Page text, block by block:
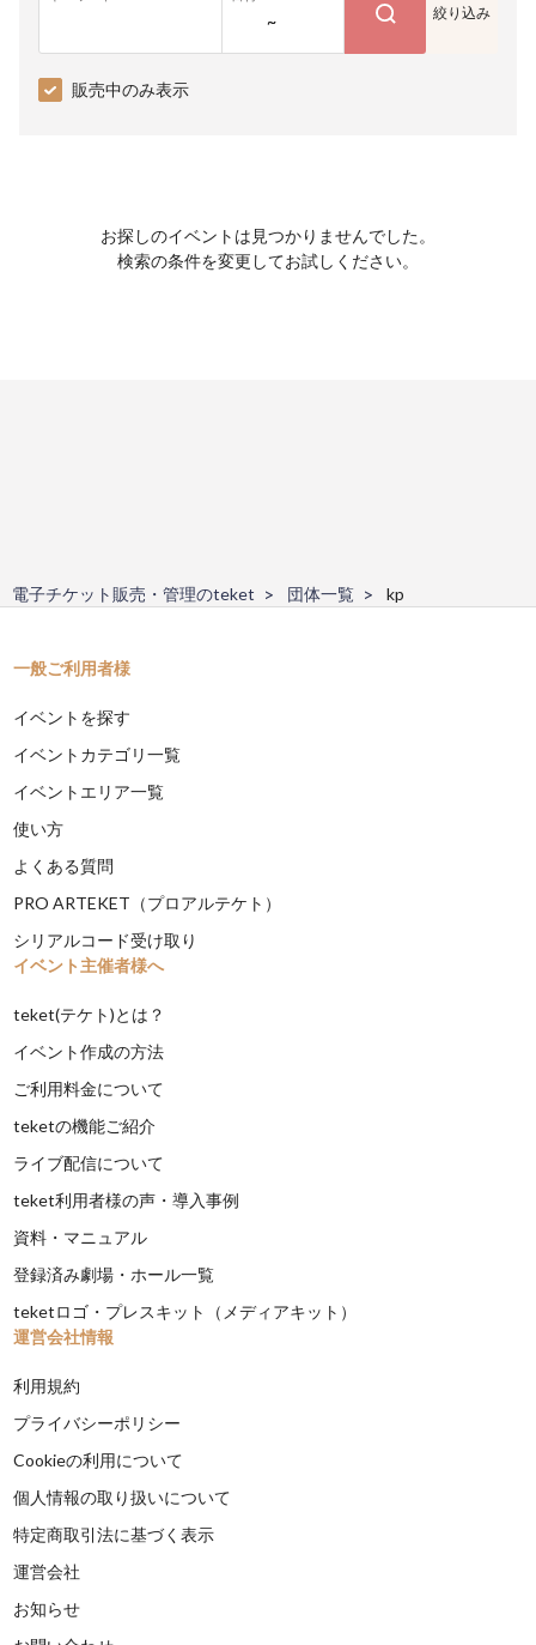
~ 絞り込み
販売中のみ表示
お探しのイベントは見つかりませんでした。
検索の条件を変更してお試しください。
電子チケット販売・管理のteket 団体一覧 kp
一般ご利用者様
イベントを探す
イベントカテゴリ一覧
イベントエリア一覧
使い方
よくある質問
PRO ARTEKET（プロアルテケト）
シリアルコード受け取り
イベント主催者様へ
teket(テケト)とは？
イベント作成の方法
ご利用料金について
teketの機能ご紹介
ライブ配信について
teket利用者様の声・導入事例
資料・マニュアル
登録済み劇場・ホール一覧
teketロゴ・プレスキット（メディアキット）
運営会社情報
利用規約
プライバシーポリシー
Cookieの利用について
個人情報の取り扱いについて
特定商取引法に基づく表示
運営会社
お知らせ